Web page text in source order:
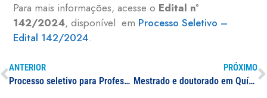
Para mais informações, acesse o Edital nº
142/2024, disponível em Processo Seletivo –
Edital 142/2024.
ANTERIOR
Processo seletivo para Professor (a) Formador (a) – 47 vagas em cursos de especialização na modalidade EAD
PRÓXIMO
Mestrado e doutorado em Química